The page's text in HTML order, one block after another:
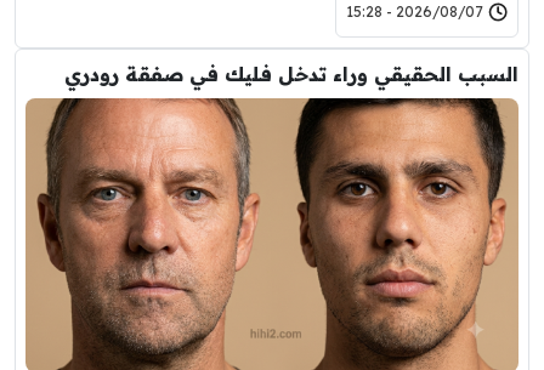
2026/08/07 - 15:28
السبب الحقيقي وراء تدخل فليك في صفقة رودري